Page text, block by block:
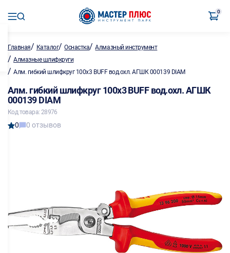
0
Главная/ Каталог/Оснастка/Алмазный инструмент
/ Алмазные шлифкруги
/ Алм. гибкий шлифкруг 100х3 BUFF вод.охл. АГШК 000139 DIAM
Алм. гибкий шлифкруг 100х3 BUFF вод.охл. АГШК
000139 DIAM
Код товара: 28976
0 0 отзывов